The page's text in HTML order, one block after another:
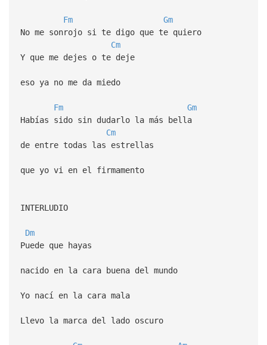
Fm
Gm
No me sonrojo si te digo que te quiero
Cm
Y que me dejes o te deje
eso ya no me da miedo
Fm
Gm
Habías sido sin dudarlo la más bella
Cm
de entre todas las estrellas
que yo vi en el firmamento
INTERLUDIO
Dm
Puede que hayas
nacido en la cara buena del mundo
Yo nací en la cara mala
Llevo la marca del lado oscuro